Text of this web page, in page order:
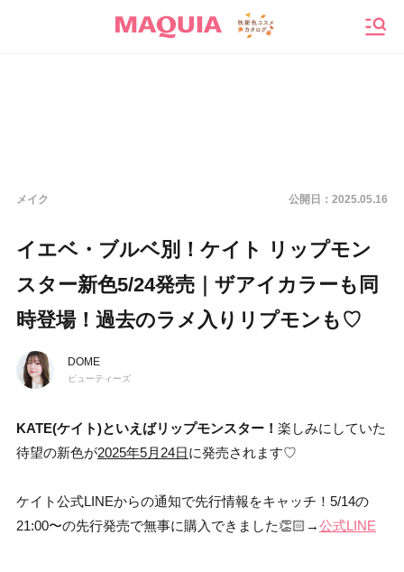
メイク 公開日： 2025.05.16
イエベ・ブルベ別！ケイト リップモン
スター新色5/24発売｜ザアイカラーも同
時登場！過去のラメ入りリプモンも♡
DOME
ビューティーズ
KATE(ケイト)といえばリップモンスター！ 楽しみにしていた
待望の新色が2025年5月24日に発売されます♡
ケイト公式LINEからの通知で先行情報をキャッチ！5/14の
21:00〜の先行発売で無事に購入できました👏🏻→公式LINE